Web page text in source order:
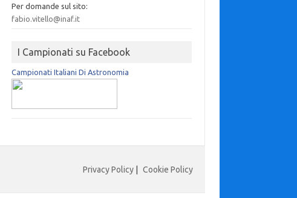
Per domande sul sito:
fabio.vitello@inaf.it
I Campionati su Facebook
Campionati Italiani Di Astronomia
Privacy Policy Cookie Policy